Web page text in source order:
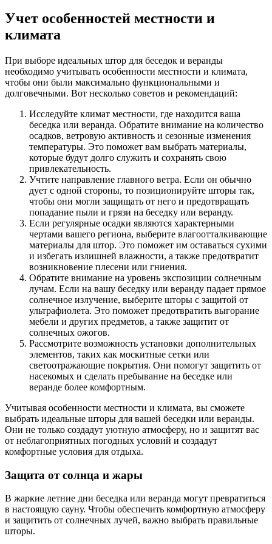
Учет особенностей местности и
климата
При выборе идеальных штор для беседок и веранды
необходимо учитывать особенности местности и климата,
чтобы они были максимально функциональными и
долговечными. Вот несколько советов и рекомендаций:
Исследуйте климат местности, где находится ваша
беседка или веранда. Обратите внимание на количество
осадков, ветровую активность и сезонные изменения
температуры. Это поможет вам выбрать материалы,
которые будут долго служить и сохранять свою
привлекательность.
Учтите направление главного ветра. Если он обычно
дует с одной стороны, то позиционируйте шторы так,
чтобы они могли защищать от него и предотвращать
попадание пыли и грязи на беседку или веранду.
Если регулярные осадки являются характерными
чертами вашего региона, выберите влагоотталкивающие
материалы для штор. Это поможет им оставаться сухими
и избегать излишней влажности, а также предотвратит
возникновение плесени или гниения.
Обратите внимание на уровень экспозиции солнечным
лучам. Если на вашу беседку или веранду падает прямое
солнечное излучение, выберите шторы с защитой от
ультрафиолета. Это поможет предотвратить выгорание
мебели и других предметов, а также защитит от
солнечных ожогов.
Рассмотрите возможность установки дополнительных
элементов, таких как москитные сетки или
светоотражающие покрытия. Они помогут защитить от
насекомых и сделать пребывание на беседке или
веранде более комфортным.
Учитывая особенности местности и климата, вы сможете
выбрать идеальные шторы для вашей беседки или веранды.
Они не только создадут уютную атмосферу, но и защитят вас
от неблагоприятных погодных условий и создадут
комфортные условия для отдыха.
Защита от солнца и жары
В жаркие летние дни беседка или веранда могут превратиться
в настоящую сауну. Чтобы обеспечить комфортную атмосферу
и защитить от солнечных лучей, важно выбрать правильные
шторы.